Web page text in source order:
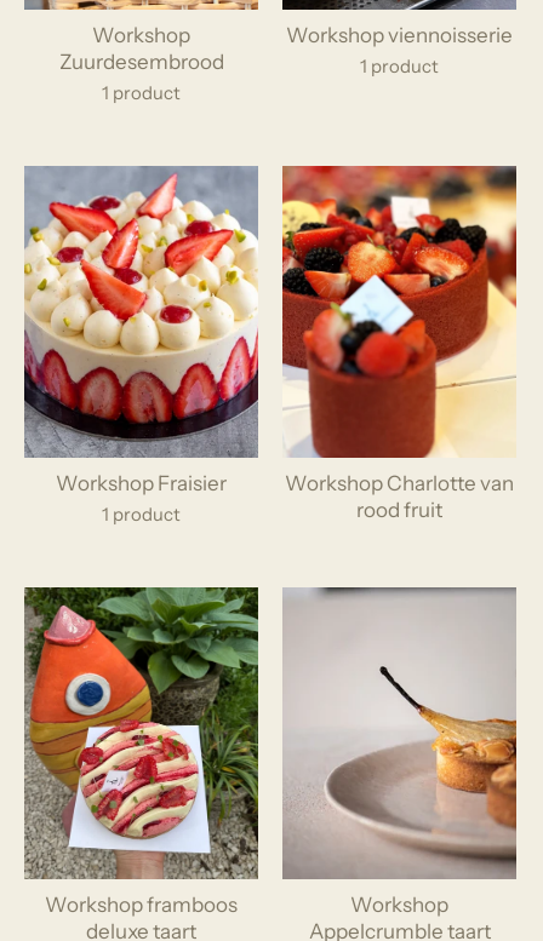
Workshop
Zuurdesembrood
1 product
Workshop viennoisserie
1 product
Workshop Fraisier
1 product
Workshop Charlotte van
rood fruit
Workshop framboos
deluxe taart
Workshop
Appelcrumble taart